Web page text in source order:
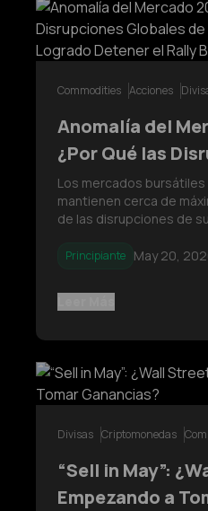
Commodities Acciones
Anomalía del
¿Por Qué las
Globales de
Logrado
Bursátil?
Los mercados bursátiles
mantienen cerca de
de las disrupciones de
siguen bajos debido a la
de Petróleo (SPR) y a las
Principiante May 20,
Divisas Criptomonedas
“Sell in May”:
Empezando a